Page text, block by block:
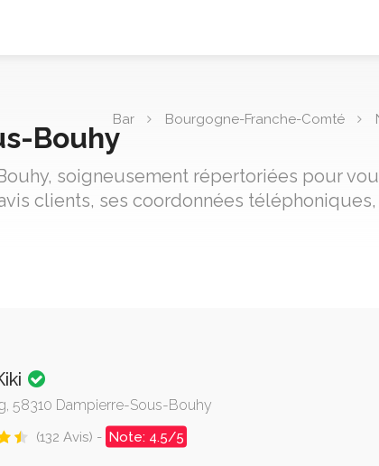
Bar Bourgogne-Franche-Comté
Bouhy
soigneusement répertoriées pour
clients, ses coordonnées
58310 Dampierre-Sous-Bouhy
(132 Avis) - Note: 4.5/5